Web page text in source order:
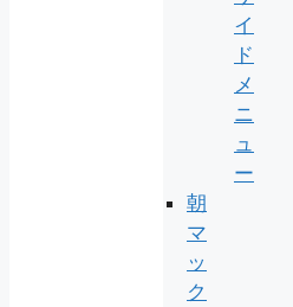
イ
ド
メ
ニ
ュ
ー
朝
マ
ッ
ク